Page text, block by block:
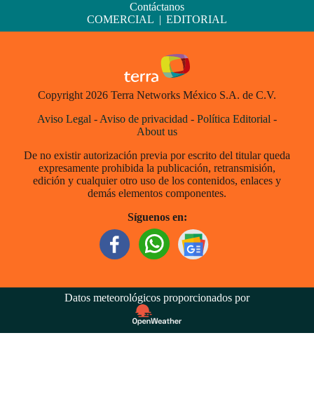
Contáctanos
COMERCIAL
EDITORIAL
Copyright 2026 Terra Networks México S.A. de C.V.
Aviso Legal - Aviso de privacidad - Política Editorial -
About us
De no existir autorización previa por escrito del titular queda
expresamente prohibida la publicación, retransmisión,
edición y cualquier otro uso de los contenidos, enlaces y
demás elementos componentes.
Síguenos en:
Datos meteorológicos proporcionados por